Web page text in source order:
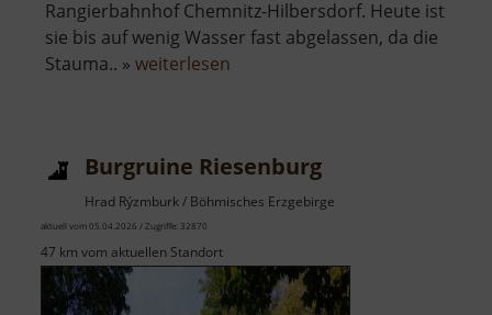
Rangierbahnhof Chemnitz-Hilbersdorf. Heute ist
sie bis auf wenig Wasser fast abgelassen, da die
Stauma.. » weiterlesen
Burgruine Riesenburg
Hrad Rýzmburk / Böhmisches Erzgebirge
aktuell vom 05.04.2026 / Zugriffe: 32870
47 km vom aktuellen Standort